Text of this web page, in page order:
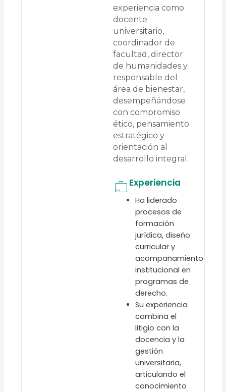
experiencia como
docente
universitario,
coordinador de
facultad, director
de humanidades y
responsable del
área de bienestar,
desempeñándose
con compromiso
ético, pensamiento
estratégico y
orientación al
desarrollo integral.
Experiencia
Ha liderado
procesos de
formación
jurídica, diseño
curricular y
acompañamiento
institucional en
programas de
derecho.
Su experiencia
combina el
litigio con la
docencia y la
gestión
universitaria,
articulando el
conocimiento